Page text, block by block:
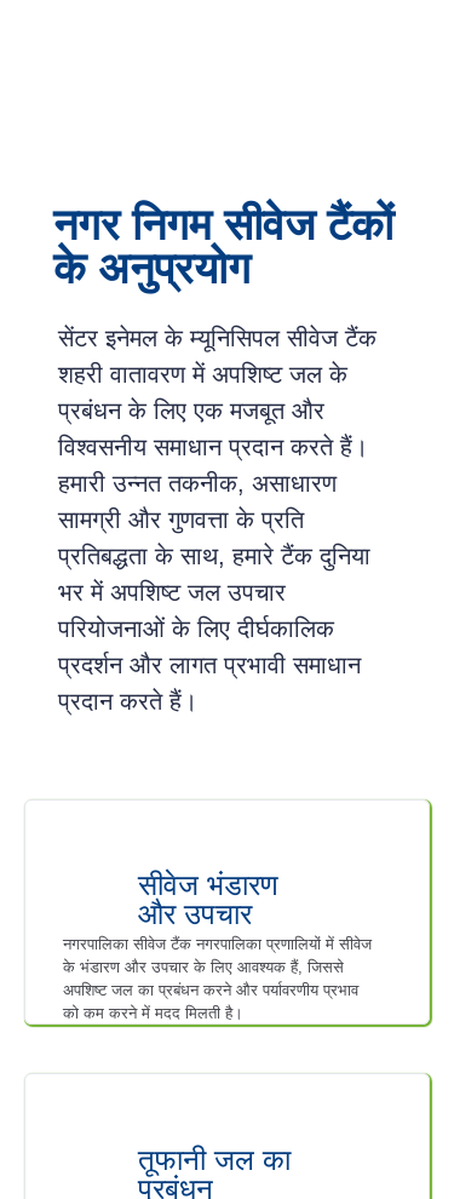
नगर निगम सीवेज टैंकों
के अनुप्रयोग
सेंटर इनेमल के म्यूनिसिपल सीवेज टैंक
शहरी वातावरण में अपशिष्ट जल के
प्रबंधन के लिए एक मजबूत और
विश्वसनीय समाधान प्रदान करते हैं।
हमारी उन्नत तकनीक, असाधारण
सामग्री और गुणवत्ता के प्रति
प्रतिबद्धता के साथ, हमारे टैंक दुनिया
भर में अपशिष्ट जल उपचार
परियोजनाओं के लिए दीर्घकालिक
प्रदर्शन और लागत प्रभावी समाधान
प्रदान करते हैं।
सीवेज भंडारण
और उपचार
तूफानी जल का
प्रबंधन
नगरपालिका सीवेज टैंक नगरपालिका प्रणालियों में सीवेज
के भंडारण और उपचार के लिए आवश्यक हैं, जिससे
अपशिष्ट जल का प्रबंधन करने और पर्यावरणीय प्रभाव
को कम करने में मदद मिलती है।